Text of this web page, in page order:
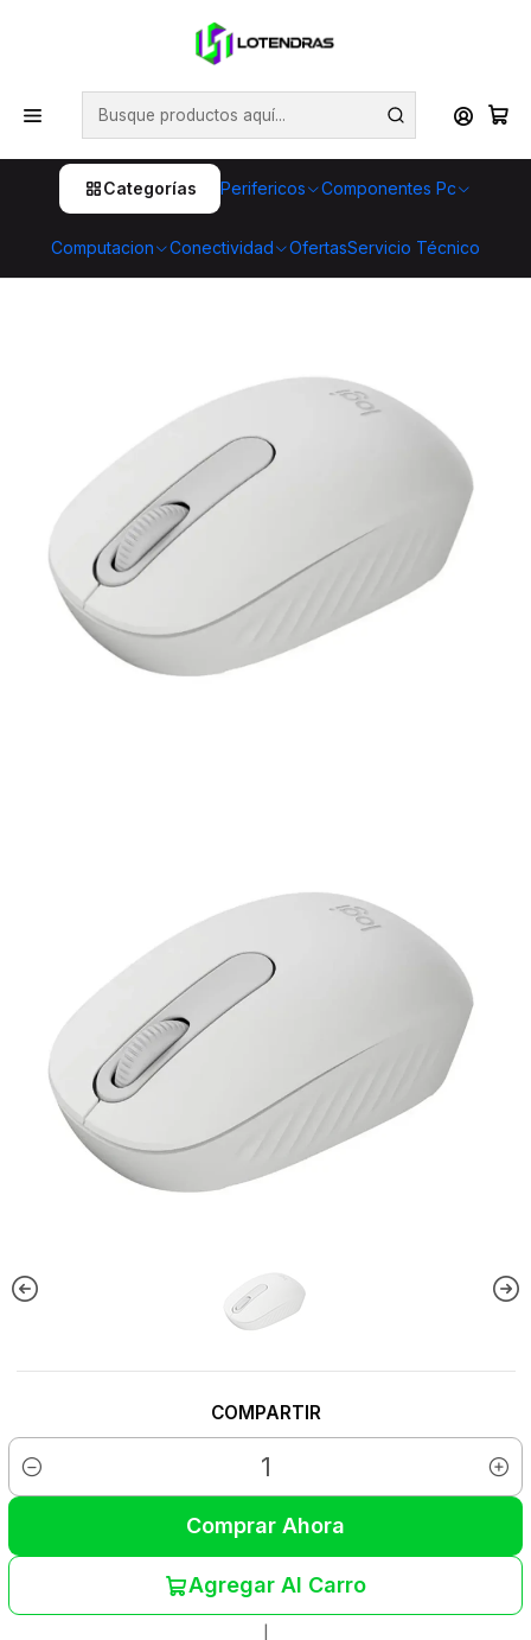
Categorías Perifericos Componentes Pc
Computacion Conectividad OfertasServicio Técnico
💥 ¡Compra HOY y retira GRATIS en tienda! 🏪🚀 Además,
aprovecha cientos de productos con Despacho Gratis 🛒📦
¡No dejes pasar esta oportunidad! 🔥
Inicio Perifericos
Mouse Logitech M196 Blanco Bluetooth BLE para oficina
COMPARTIR
Cantidad
Agregar Al Carro
Comprar Ahora